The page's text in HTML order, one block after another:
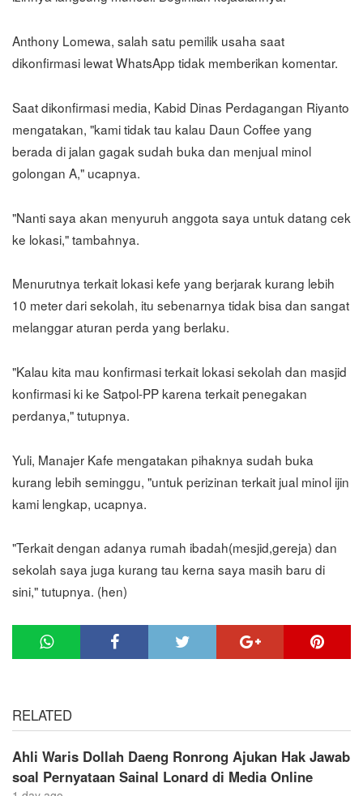
Anthony Lomewa, salah satu pemilik usaha saat
dikonfirmasi lewat WhatsApp tidak memberikan komentar.
Saat dikonfirmasi media, Kabid Dinas Perdagangan Riyanto
mengatakan, "kami tidak tau kalau Daun Coffee yang
berada di jalan gagak sudah buka dan menjual minol
golongan A," ucapnya.
"Nanti saya akan menyuruh anggota saya untuk datang cek
ke lokasi," tambahnya.
Menurutnya terkait lokasi kefe yang berjarak kurang lebih
10 meter dari sekolah, itu sebenarnya tidak bisa dan sangat
melanggar aturan perda yang berlaku.
"Kalau kita mau konfirmasi terkait lokasi sekolah dan masjid
konfirmasi ki ke Satpol-PP karena terkait penegakan
perdanya," tutupnya.
Yuli, Manajer Kafe mengatakan pihaknya sudah buka
kurang lebih seminggu, "untuk perizinan terkait jual minol ijin
kami lengkap, ucapnya.
"Terkait dengan adanya rumah ibadah(mesjid,gereja) dan
sekolah saya juga kurang tau kerna saya masih baru di
sini," tutupnya. (hen)
RELATED
Ahli Waris Dollah Daeng Ronrong Ajukan Hak Jawab
soal Pernyataan Sainal Lonard di Media Online